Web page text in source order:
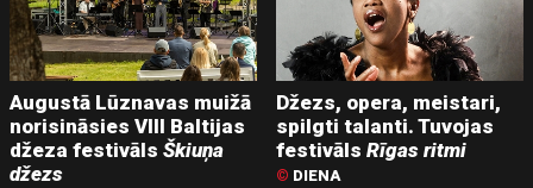
Augustā Lūznavas muižā
norisināsies VIII Baltijas
džeza festivālsŠkiuņa
džezs
Džezs, opera, meistari,
spilgti talanti. Tuvojas
festivālsRīgas ritmi
© DIENA